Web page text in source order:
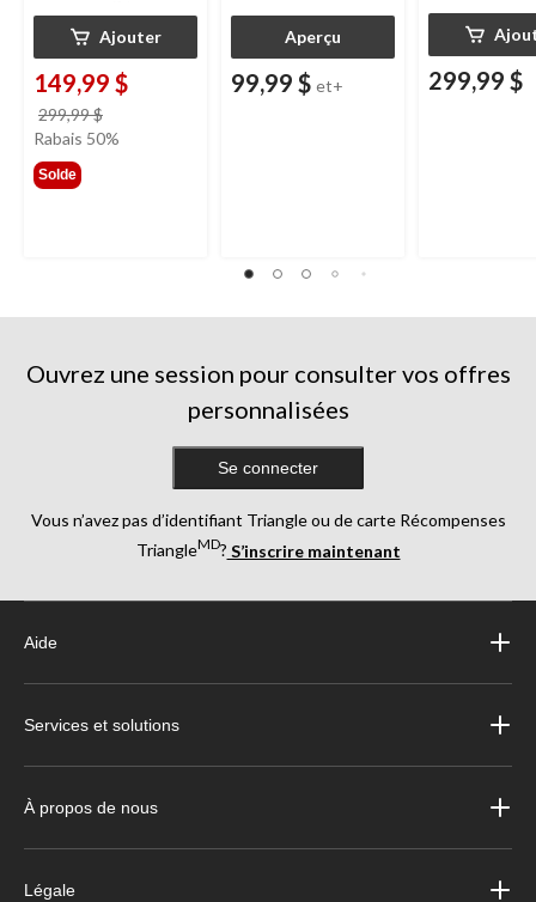
Ajouter
149,99 $
299,99 $
était
Rabais 50%
Solde
Aperçu
99,99 $ et+ 299,99 $
Ouvrez une session pour consulter vos offres
personnalisées
Se connecter
Vous n’avez pas d’identifiant Triangle ou de carte Récompenses
TriangleMD? S’inscrire maintenant
Aide
Services et solutions
À propos de nous
Légale